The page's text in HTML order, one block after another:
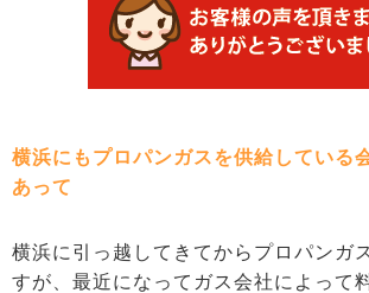
横浜にもプロパンガスを供給している
あって
横浜に引っ越してきてからプロパンガ
すが、最近になってガス会社によって